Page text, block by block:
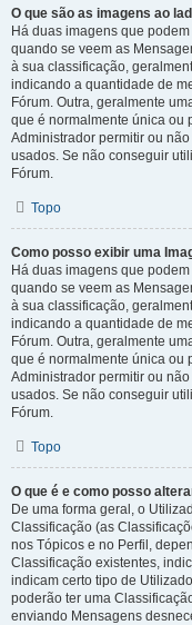
O que são as imagens ao
Há duas imagens que
quando se veem as
à sua classificação,
indicando a quantidade de
Fórum. Outra, geralmente
que é normalmente única ou
Administrador permitir ou
usados. Se não conseguir
Fórum.
Topo
Como posso exibir uma
Há duas imagens que
quando se veem as
à sua classificação,
indicando a quantidade de
Fórum. Outra, geralmente
que é normalmente única ou
Administrador permitir ou
usados. Se não conseguir
Fórum.
Topo
O que é e como posso
De uma forma geral, o
Classificação (as
nos Tópicos e no Perfil,
Classificação existentes,
indicam certo tipo de
poderão ter uma
enviando Mensagens